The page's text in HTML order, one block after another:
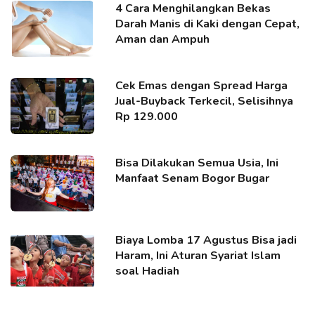
4 Cara Menghilangkan Bekas
Darah Manis di Kaki dengan Cepat,
Aman dan Ampuh
Cek Emas dengan Spread Harga
Jual-Buyback Terkecil, Selisihnya
Rp 129.000
Bisa Dilakukan Semua Usia, Ini
Manfaat Senam Bogor Bugar
Biaya Lomba 17 Agustus Bisa jadi
Haram, Ini Aturan Syariat Islam
soal Hadiah